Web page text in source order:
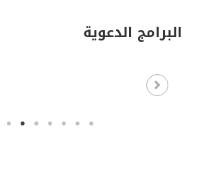
البرامج الدعوية